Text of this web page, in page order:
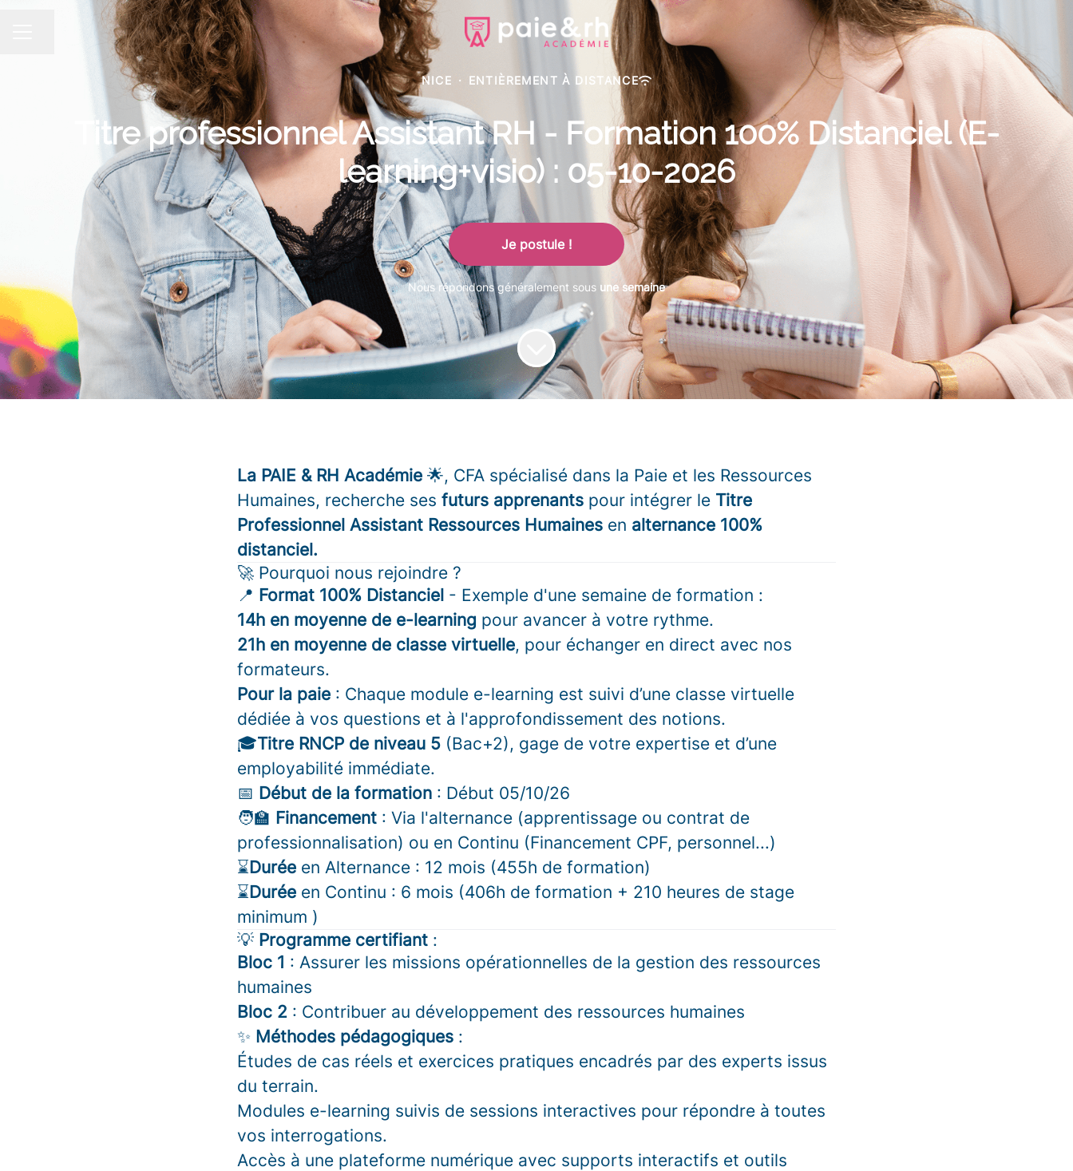
Partager la page
NICE · ENTIÈREMENT À DISTANCE
Titre professionnel Assistant RH - Formation 100% Distanciel (E-
learning+visio) : 05-10-2026
Je postule !
Nous répondons généralement sous une semaine
La PAIE & RH Académie 🌟, CFA spécialisé dans la Paie et les Ressources
Humaines, recherche ses futurs apprenants pour intégrer le Titre
Professionnel Assistant Ressources Humaines en alternance 100%
distanciel.
🚀 Pourquoi nous rejoindre ?
📍 Format 100% Distanciel - Exemple d'une semaine de formation :
14h en moyenne de e-learning pour avancer à votre rythme.
21h en moyenne de classe virtuelle, pour échanger en direct avec nos
formateurs.
Pour la paie : Chaque module e-learning est suivi d’une classe virtuelle
dédiée à vos questions et à l'approfondissement des notions.
🎓Titre RNCP de niveau 5 (Bac+2), gage de votre expertise et d’une
employabilité immédiate.
📅 Début de la formation : Début 05/10/26
🧑‍🏫 Financement : Via l'alternance (apprentissage ou contrat de
professionnalisation) ou en Continu (Financement CPF, personnel...)
⌛Durée en Alternance : 12 mois (455h de formation)
⌛Durée en Continu : 6 mois (406h de formation + 210 heures de stage
minimum )
💡 Programme certifiant :
Bloc 1 : Assurer les missions opérationnelles de la gestion des ressources
humaines
Bloc 2 : Contribuer au développement des ressources humaines
✨ Méthodes pédagogiques :
Études de cas réels et exercices pratiques encadrés par des experts issus
du terrain.
Modules e-learning suivis de sessions interactives pour répondre à toutes
vos interrogations.
Accès à une plateforme numérique avec supports interactifs et outils